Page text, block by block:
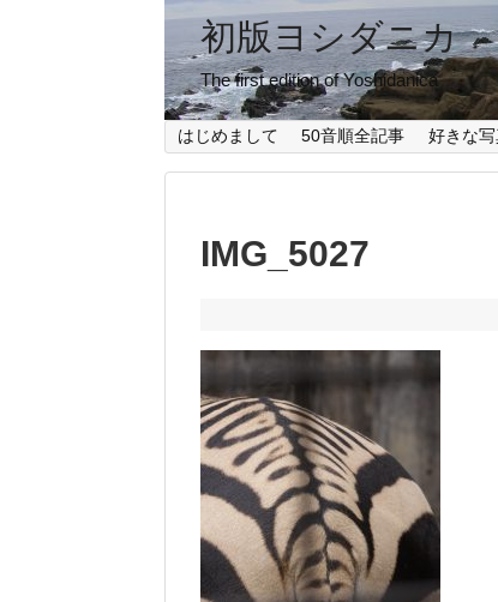
初版ヨシダニカ
The first edition of Yoshidanica
はじめまして 50音順全記事 好きな
IMG_5027